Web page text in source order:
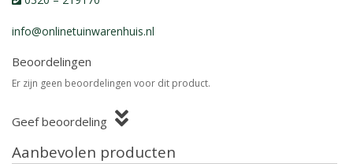
info@onlinetuinwarenhuis.nl
Beoordelingen
Er zijn geen beoordelingen voor dit product.
Geef beoordeling
Aanbevolen producten